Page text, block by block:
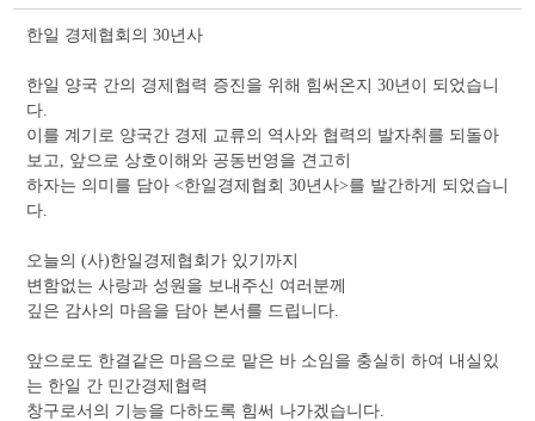
한일 경제협회의 30년사
한일 양국 간의 경제협력 증진을 위해 힘써온지 30년이 되었습니
다.
이를 계기로 양국간 경제 교류의 역사와 협력의 발자취를 되돌아
보고
앞으로 상호이해와 공동번영을 견고히
하자는 의미를 담아 <한일경제협회 30년사>를 발간하게 되었습니
다.
오늘의 (사)한일경제협회가 있기까지
변함없는 사랑과 성원을 보내주신 여러분께
깊은 감사의 마음을 담아 본서를 드립니다.
앞으로도 한결같은 마음으로 맡은 바 소임을 충실히 하여 내실있
는 한일 간 민간경제협력
창구로서의 기능을 다하도록 힘써 나가겠습니다.